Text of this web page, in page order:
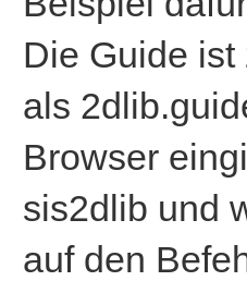
Die Guide
als
Browser
sis2dlib und
auf den